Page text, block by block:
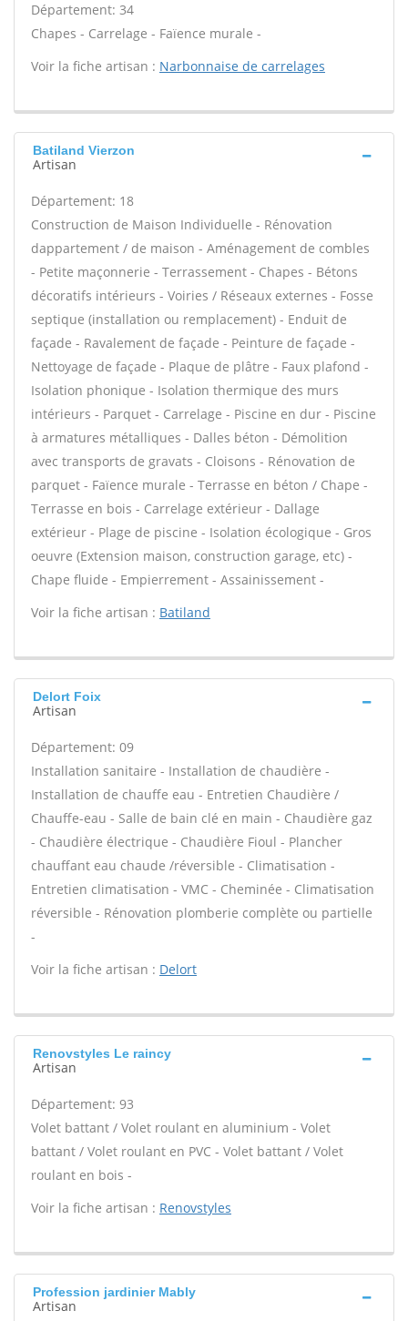
Département: 34
Chapes - Carrelage - Faïence murale -
Voir la fiche artisan : Narbonnaise de carrelages
Batiland Vierzon
Artisan
Département: 18
Construction de Maison Individuelle - Rénovation
dappartement / de maison - Aménagement de combles
- Petite maçonnerie - Terrassement - Chapes - Bétons
décoratifs intérieurs - Voiries / Réseaux externes - Fosse
septique (installation ou remplacement) - Enduit de
façade - Ravalement de façade - Peinture de façade -
Nettoyage de façade - Plaque de plâtre - Faux plafond -
Isolation phonique - Isolation thermique des murs
intérieurs - Parquet - Carrelage - Piscine en dur - Piscine
à armatures métalliques - Dalles béton - Démolition
avec transports de gravats - Cloisons - Rénovation de
parquet - Faïence murale - Terrasse en béton / Chape -
Terrasse en bois - Carrelage extérieur - Dallage
extérieur - Plage de piscine - Isolation écologique - Gros
oeuvre (Extension maison, construction garage, etc) -
Chape fluide - Empierrement - Assainissement -
Voir la fiche artisan : Batiland
Delort Foix
Artisan
Département: 09
Installation sanitaire - Installation de chaudière -
Installation de chauffe eau - Entretien Chaudière /
Chauffe-eau - Salle de bain clé en main - Chaudière gaz
- Chaudière électrique - Chaudière Fioul - Plancher
chauffant eau chaude /réversible - Climatisation -
Entretien climatisation - VMC - Cheminée - Climatisation
réversible - Rénovation plomberie complète ou partielle
-
Voir la fiche artisan : Delort
Renovstyles Le raincy
Artisan
Département: 93
Volet battant / Volet roulant en aluminium - Volet
battant / Volet roulant en PVC - Volet battant / Volet
roulant en bois -
Voir la fiche artisan : Renovstyles
Profession jardinier Mably
Artisan